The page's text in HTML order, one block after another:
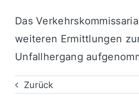
Das
weiteren Ermittlungen
Unfallhergang
Zurück